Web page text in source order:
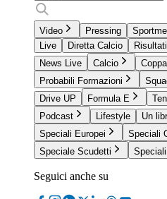
Video Pressing
Live
Diretta Calcio
News Live
Calcio
Probabili Formazioni
Drive UP
Formula E
Podcast
Lifestyle
Un
Speciali Europei
Speciali
Speciale Scudetti
Seguici anche su